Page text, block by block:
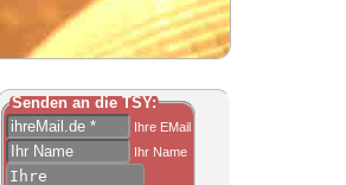
Senden an die TSY:
Ihre EMail
Ihr Name